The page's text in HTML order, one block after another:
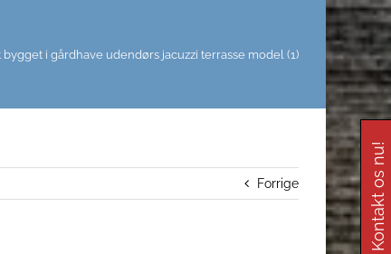
i gårdhave udendørs jacuzzi terrasse model (1)
Forrige Kontakt os nu!